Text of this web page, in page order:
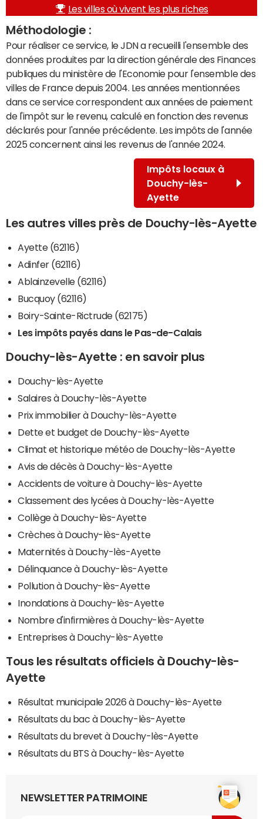
Les villes où vivent les plus riches
Méthodologie :
Pour réaliser ce service, le JDN a recueilli l'ensemble des
données produites par la direction générale des Finances
publiques du ministère de l'Economie pour l'ensemble des
villes de France depuis 2004. Les années mentionnées
dans ce service correspondent aux années de paiement
de l'impôt sur le revenu, calculé en fonction des revenus
déclarés pour l'année précédente. Les impôts de l'année
2025 concernent ainsi les revenus de l'année 2024.
Impôts locaux à
Douchy-lès-
Ayette
Les autres villes près de Douchy-lès-Ayette
Ayette (62116)
Adinfer (62116)
Ablainzevelle (62116)
Bucquoy (62116)
Boiry-Sainte-Rictrude (62175)
Les impôts payés dans le Pas-de-Calais
Douchy-lès-Ayette : en savoir plus
Douchy-lès-Ayette
Salaires à Douchy-lès-Ayette
Prix immobilier à Douchy-lès-Ayette
Dette et budget de Douchy-lès-Ayette
Climat et historique météo de Douchy-lès-Ayette
Avis de décès à Douchy-lès-Ayette
Accidents de voiture à Douchy-lès-Ayette
Classement des lycées à Douchy-lès-Ayette
Collège à Douchy-lès-Ayette
Crèches à Douchy-lès-Ayette
Maternités à Douchy-lès-Ayette
Délinquance à Douchy-lès-Ayette
Pollution à Douchy-lès-Ayette
Inondations à Douchy-lès-Ayette
Nombre d'infirmières à Douchy-lès-Ayette
Entreprises à Douchy-lès-Ayette
Tous les résultats officiels à Douchy-lès-
Ayette
Résultat municipale 2026 à Douchy-lès-Ayette
Résultats du bac à Douchy-lès-Ayette
Résultats du brevet à Douchy-lès-Ayette
Résultats du BTS à Douchy-lès-Ayette
NEWSLETTER PATRIMOINE